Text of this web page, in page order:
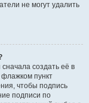
не могут удалить
создать её в
пункт
чтобы подпись
подписи по